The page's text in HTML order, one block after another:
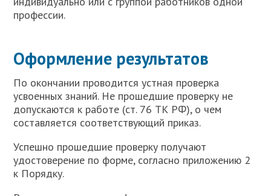
профессии.
Оформление результатов
По окончании проводится устная проверка
усвоенных знаний. Не прошедшие проверку не
допускаются к работе (ст. 76 ТК РФ), о чем
составляется соответствующий приказ.
Успешно прошедшие проверку получают
удостоверение по форме, согласно приложению 2
к Порядку.